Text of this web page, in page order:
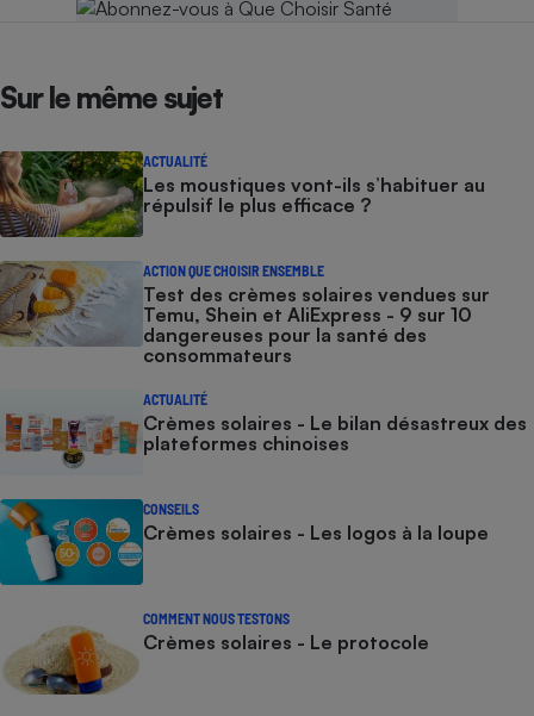
Sur le même sujet
ACTUALITÉ
Les moustiques vont-ils s’habituer au
répulsif le plus efficace ?
ACTION QUE CHOISIR ENSEMBLE
Test des crèmes solaires vendues sur
Temu, Shein et AliExpress - 9 sur 10
dangereuses pour la santé des
consommateurs
ACTUALITÉ
Crèmes solaires - Le bilan désastreux des
plateformes chinoises
CONSEILS
Crèmes solaires - Les logos à la loupe
COMMENT NOUS TESTONS
Crèmes solaires - Le protocole